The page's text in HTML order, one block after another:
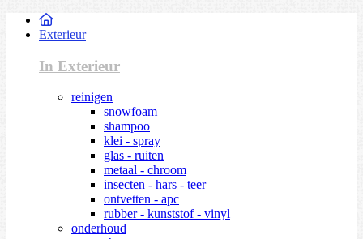
Exterieur
In Exterieur
reinigen
snowfoam
shampoo
klei - spray
glas - ruiten
metaal - chroom
insecten - hars - teer
ontvetten - apc
rubber - kunststof - vinyl
onderhoud